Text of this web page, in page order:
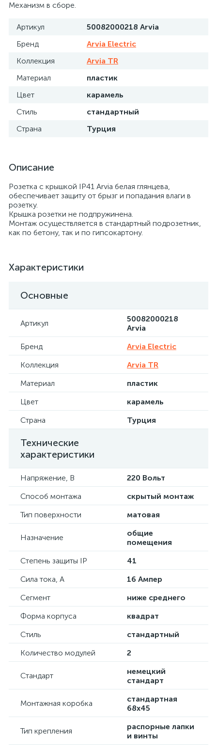
Механизм в сборе.
Артикул
50082000218 Arvia
Бренд
Arvia Electric
Коллекция
Arvia TR
Материал
пластик
Цвет
карамель
Стиль
стандартный
Страна
Турция
Описание
Розетка с крышкой IP41 Arvia белая глянцева,
обеспечивает защиту от брызг и попадания влаги в
розетку.
Крышка розетки не подпружинена.
Монтаж осуществляется в стандартный подрозетник,
как по бетону, так и по гипсокартону.
Характеристики
Основные
Артикул
50082000218
Arvia
Бренд
Arvia Electric
Коллекция
Arvia TR
Материал
пластик
Цвет
карамель
Страна
Турция
Технические
характеристики
Напряжение, В
220 Вольт
Способ монтажа
скрытый монтаж
Тип поверхности
матовая
Назначение
общие
помещения
Степень защиты IP
41
Сила тока, А
16 Ампер
Сегмент
ниже среднего
Форма корпуса
квадрат
Стиль
стандартный
Количество модулей
2
Стандарт
немецкий
стандарт
Монтажная коробка
стандартная
68х45
Тип крепления
распорные лапки
и винты